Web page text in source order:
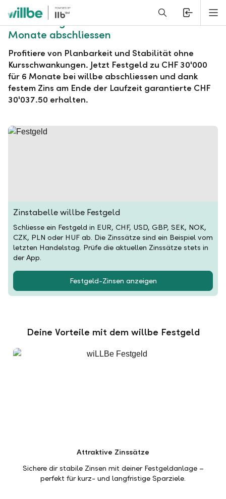
Alerts.Headline
willbe Festgeld zu CHF 30'000 für 6
Monate abschliessen
Profitiere von Planbarkeit und Stabilität ohne
Kursschwankungen. Jetzt Festgeld zu CHF 30'000
für 6 Monate bei willbe abschliessen und dank
festem Zins am Ende der Laufzeit garantierte CHF
30'037.50 erhalten.
Zinstabelle willbe Festgeld
Schliesse ein Festgeld in EUR, CHF, USD, GBP, SEK, NOK,
CZK, PLN oder HUF ab. Die Zinssätze sind ein Beispiel vom
letzten Handelstag. Prüfe die aktuellen Zinssätze stets in
der App.
Festgeld-Zinsen anzeigen
Deine Vorteile mit dem willbe Festgeld
Attraktive Zinssätze
Sichere dir stabile Zinsen mit deiner Festgeldanlage –
perfekt für kurz- und langfristige Sparziele.